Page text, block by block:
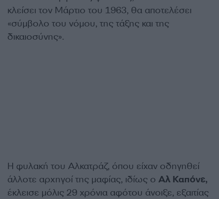
κλείσει τον Μάρτιο του 1963, θα αποτελέσει
«σύμβολο του νόμου, της τάξης και της
δικαιοσύνης».
Η φυλακή του Αλκατράζ, όπου είχαν οδηγηθεί
άλλοτε αρχηγοί της μαφίας, ιδίως ο Αλ Καπόνε,
έκλεισε μόλις 29 χρόνια αφότου άνοιξε, εξαιτίας